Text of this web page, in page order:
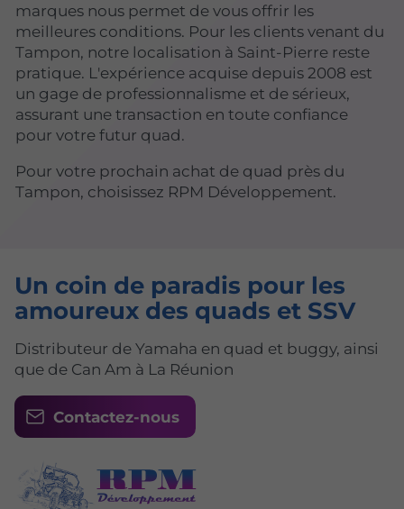
marques nous permet de vous offrir les
meilleures conditions. Pour les clients venant du
Tampon, notre localisation à Saint-Pierre reste
pratique. L'expérience acquise depuis 2008 est
un gage de professionnalisme et de sérieux,
assurant une transaction en toute confiance
pour votre futur quad.
Pour votre prochain achat de quad près du
Tampon, choisissez RPM Développement.
Un coin de paradis pour les
amoureux des quads et SSV
Distributeur de Yamaha en quad et buggy, ainsi
que de Can Am à La Réunion
Contactez-nous